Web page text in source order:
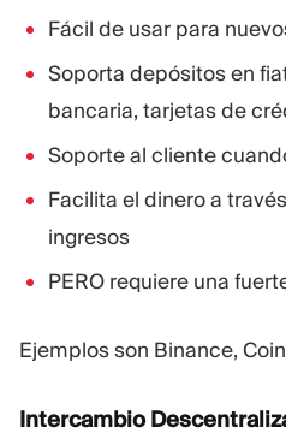
Fácil de usar para
Soporta depósitos en
bancaria, tarjetas de
Soporte al cliente
Facilita el dinero a
ingresos
PERO requiere una
Ejemplos son Binance,
Intercambio